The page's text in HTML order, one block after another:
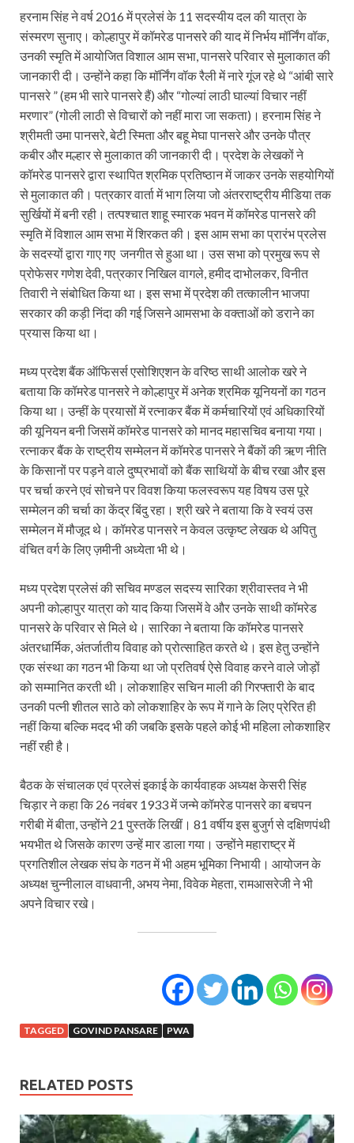
हरनाम सिंह ने वर्ष 2016 में प्रलेसं के 11 सदस्यीय दल की यात्रा के
संस्मरण सुनाए। कोल्हापुर में कॉमरेड पानसरे की याद में निर्भय मॉर्निंग वॉक,
उनकी स्मृति में आयोजित विशाल आम सभा, पानसरे परिवार से मुलाकात की
जानकारी दी। उन्होंने कहा कि मॉर्निंग वॉक रैली में नारे गूंज रहे थे “आंबी सारे
पानसरे ” (हम भी सारे पानसरे हैं) और “गोल्यां लाठी घाल्यां विचार नहीं
मरणार” (गोली लाठी से विचारों को नहीं मारा जा सकता)। हरनाम सिंह ने
श्रीमती उमा पानसरे, बेटी स्मिता और बहू मेघा पानसरे और उनके पौत्र
कबीर और मल्हार से मुलाकात की जानकारी दी। प्रदेश के लेखकों ने
कॉमरेड पानसरे द्वारा स्थापित श्रमिक प्रतिष्ठान में जाकर उनके सहयोगियों
से मुलाकात की। पत्रकार वार्ता में भाग लिया जो अंतरराष्ट्रीय मीडिया तक
सुर्खियों में बनी रही। तत्पश्चात शाहू स्मारक भवन में कॉमरेड पानसरे की
स्मृति में विशाल आम सभा में शिरकत की। इस आम सभा का प्रारंभ प्रलेस
के सदस्यों द्वारा गाए गए जनगीत से हुआ था। उस सभा को प्रमुख रूप से
प्रोफेसर गणेश देवी, पत्रकार निखिल वागले, हमीद दाभोलकर, विनीत
तिवारी ने संबोधित किया था। इस सभा में प्रदेश की तत्कालीन भाजपा
सरकार की कड़ी निंदा की गई जिसने आमसभा के वक्ताओं को डराने का
प्रयास किया था।
मध्य प्रदेश बैंक ऑफिसर्स एसोशिएशन के वरिष्ठ साथी आलोक खरे ने
बताया कि कॉमरेड पानसरे ने कोल्हापुर में अनेक श्रमिक यूनियनों का गठन
किया था। उन्हीं के प्रयासों में रत्नाकर बैंक में कर्मचारियों एवं अधिकारियों
की यूनियन बनी जिसमें कॉमरेड पानसरे को मानद महासचिव बनाया गया।
रत्नाकर बैंक के राष्ट्रीय सम्मेलन में कॉमरेड पानसरे ने बैंकों की ऋण नीति
के किसानों पर पड़ने वाले दुष्प्रभावों को बैंक साथियों के बीच रखा और इस
पर चर्चा करने एवं सोचने पर विवश किया फलस्वरूप यह विषय उस पूरे
सम्मेलन की चर्चा का केंद्र बिंदु रहा। श्री खरे ने बताया कि वे स्वयं उस
सम्मेलन में मौजूद थे। कॉमरेड पानसरे न केवल उत्कृष्ट लेखक थे अपितु
वंचित वर्ग के लिए ज़मीनी अध्येता भी थे।
मध्य प्रदेश प्रलेसं की सचिव मण्डल सदस्य सारिका श्रीवास्तव ने भी
अपनी कोल्हापुर यात्रा को याद किया जिसमें वे और उनके साथी कॉमरेड
पानसरे के परिवार से मिले थे। सारिका ने बताया कि कॉमरेड पानसरे
अंतरधार्मिक, अंतर्जातीय विवाह को प्रोत्साहित करते थे। इस हेतु उन्होंने
एक संस्था का गठन भी किया था जो प्रतिवर्ष ऐसे विवाह करने वाले जोड़ों
को सम्मानित करती थी। लोकशाहिर सचिन माली की गिरफ्तारी के बाद
उनकी पत्नी शीतल साठे को लोकशाहिर के रूप में गाने के लिए प्रेरित ही
नहीं किया बल्कि मदद भी की जबकि इसके पहले कोई भी महिला लोकशाहिर
नहीं रही है।
बैठक के संचालक एवं प्रलेसं इकाई के कार्यवाहक अध्यक्ष केसरी सिंह
चिड़ार ने कहा कि 26 नवंबर 1933 में जन्मे कॉमरेड पानसरे का बचपन
गरीबी में बीता, उन्होंने 21 पुस्तकें लिखीं। 81 वर्षीय इस बुजुर्ग से दक्षिणपंथी
भयभीत थे जिसके कारण उन्हें मार डाला गया। उन्होंने महाराष्ट्र में
प्रगतिशील लेखक संघ के गठन में भी अहम भूमिका निभायी। आयोजन के
अध्यक्ष चुन्नीलाल वाधवानी, अभय नेमा, विवेक मेहता, रामआसरेजी ने भी
अपने विचार रखे।
TAGGED GOVIND PANSARE PWA
RELATED POSTS